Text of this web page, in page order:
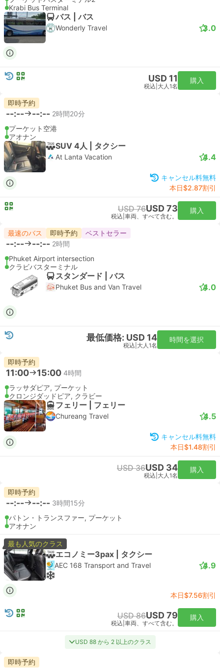
Krabi Bus Terminal
バス | バス
Wonderly Travel 3.0
USD 11
税込 大人1名
購入
即時予約
--:-- --:-- 2時間20分
プーケット空港
アオナン
SUV 4人 | タクシー
At Lanta Vacation 4.4
キャンセル料無料
本日$2.87割引
USD 76USD 73
税込 車両、すべて含む。
購入
最速のバス 即時予約 ベストセラー
--:-- --:-- 2時間
Phuket Airport intersection
クラビバスターミナル
スタンダード | バス
Phuket Bus and Van Travel 4.0
最低価格: USD 14
税込 大人1名
時間を選択
即時予約
11:00 15:00 4時間
ラッサダピア, プーケット
クロンジダッドピア, クラビー
フェリー | フェリー
Chureang Travel 4.5
キャンセル料無料
本日$1.48割引
USD 36USD 34
税込 大人1名
購入
即時予約
--:-- --:-- 3時間15分
パトン・トランスファー, プーケット
アオナン
最も人気のクラス
エコノミー3pax | タクシー
AEC 168 Transport and Travel 4.9
本日$7.56割引
USD 86USD 79
税込 車両、すべて含む。
購入
USD 88 から 2 以上のクラス
即時予約